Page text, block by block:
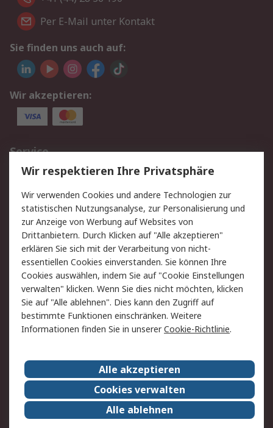
Per E-Mail unter Kontakt
Sie finden uns auch auf:
Wir akzeptieren:
Service
Value Added Services
Lieferlösungen
Rücksendungen
Kontakt
Hilfe
Rechtliches
AGB
Datenschutz
Cookie-Richtlinie
Zahlungsbedingungen
Copyright/Impressum
Über RS
Karriere bei RS
Nachhaltigkeit
Qualität/Umwelt/ZertifikatePresse-Center
Event-Center
Wir respektieren Ihre Privatsphäre
Wir verwenden Cookies und andere Technologien zur
statistischen Nutzungsanalyse, zur Personalisierung und
zur Anzeige von Werbung auf Websites von
Drittanbietern. Durch Klicken auf "Alle akzeptieren"
erklären Sie sich mit der Verarbeitung von nicht-
essentiellen Cookies einverstanden. Sie können Ihre
Cookies auswählen, indem Sie auf "Cookie Einstellungen
verwalten" klicken. Wenn Sie dies nicht möchten, klicken
Sie auf "Alle ablehnen". Dies kann den Zugriff auf
bestimmte Funktionen einschränken. Weitere
Informationen finden Sie in unsererCookie-Richtlinie.
Alle akzeptieren
Cookies verwalten
Alle ablehnen